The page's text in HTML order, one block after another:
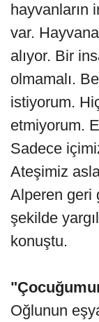
hayvanların
var.
alıyor. Bir
olmamalı.
istiyorum.
etmiyorum.
Sadece
Ateşimiz
Alperen geri
şekilde
konuştu.
Oğlunun